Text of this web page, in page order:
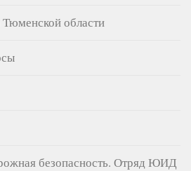
области
безопасность. Отряд ЮИД